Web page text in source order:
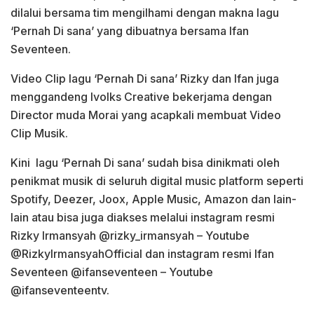
dilalui bersama tim mengilhami dengan makna lagu
‘Pernah Di sana’ yang dibuatnya bersama Ifan
Seventeen.
Video Clip lagu ‘Pernah Di sana’ Rizky dan Ifan juga
menggandeng Ivolks Creative bekerjama dengan
Director muda Morai yang acapkali membuat Video
Clip Musik.
Kini lagu ‘Pernah Di sana’ sudah bisa dinikmati oleh
penikmat musik di seluruh digital music platform seperti
Spotify, Deezer, Joox, Apple Music, Amazon dan lain-
lain atau bisa juga diakses melalui instagram resmi
Rizky Irmansyah @rizky_irmansyah – Youtube
@RizkyIrmansyahOfficial dan instagram resmi Ifan
Seventeen @ifanseventeen – Youtube
@ifanseventeentv.